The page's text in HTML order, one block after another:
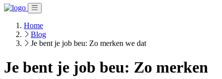
Home
Blog
Je bent je job beu: Zo merken we dat
Je bent je job beu: Zo merken